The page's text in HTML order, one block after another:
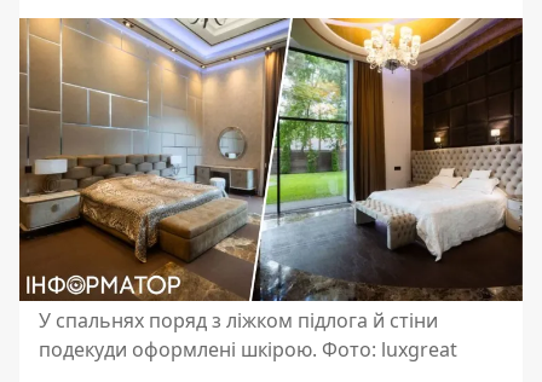
У спальнях поряд з ліжком підлога й стіни
подекуди оформлені шкірою. Фото: luxgreat